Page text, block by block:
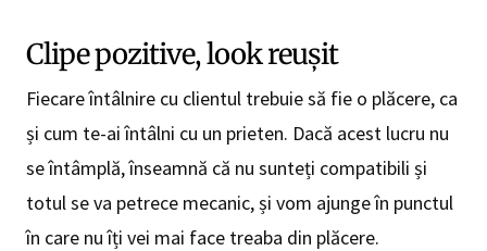
Clipe pozitive, look reușit
Fiecare întâlnire cu clientul trebuie să fie o plăcere, ca
și cum te-ai întâlni cu un prieten. Dacă acest lucru nu
se întâmplă, înseamnă că nu sunteți compatibili și
totul se va petrece mecanic, și vom ajunge în punctul
în care nu îți vei mai face treaba din plăcere.